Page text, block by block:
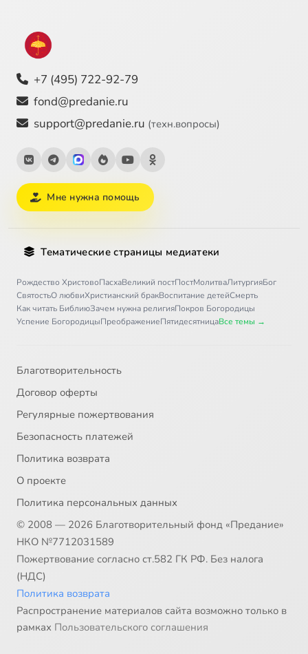
+7 (495) 722-92-79
fond@predanie.ru
support@predanie.ru (техн.вопросы)
Мне нужна помощь
Тематические страницы медиатеки
Рождество ХристовоПасхаВеликий постПостМолитваЛитургияБог
СвятостьО любвиХристианский бракВоспитание детейСмерть
Как читать БиблиюЗачем нужна религияПокров Богородицы
Успение БогородицыПреображениеПятидесятницаВсе темы →
Благотворительность
Договор оферты
Регулярные пожертвования
Безопасность платежей
Политика возврата
О проекте
Политика персональных данных
© 2008 — 2026 Благотворительный фонд «Предание»
НКО №7712031589
Пожертвование согласно ст.582 ГК РФ. Без налога
(НДС)
Политика возврата
Распространение материалов сайта возможно только в
рамках Пользовательского соглашения